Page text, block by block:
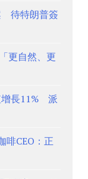
待特朗普簽
更自然、更
增長11% 派
CEO：正